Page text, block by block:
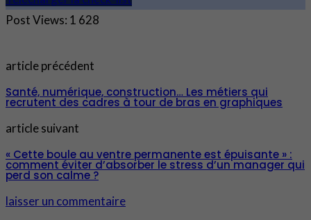
Post Views: 1 628
article précédent
Santé, numérique, construction… Les métiers qui
recrutent des cadres à tour de bras en graphiques
article suivant
« Cette boule au ventre permanente est épuisante » :
comment éviter d’absorber le stress d’un manager qui
perd son calme ?
laisser un commentaire